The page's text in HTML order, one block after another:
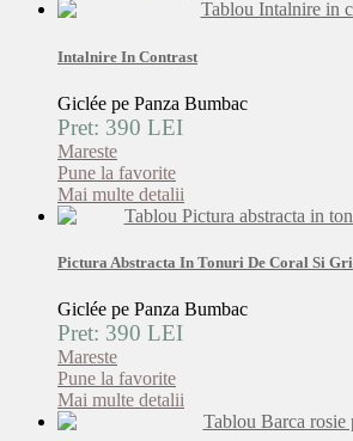
Intalnire In Contrast
Giclée pe Panza Bumbac
Pret: 390 LEI
Mareste
Pune la favorite
Mai multe detalii
Pictura Abstracta In Tonuri De Coral Si Gri
Giclée pe Panza Bumbac
Pret: 390 LEI
Mareste
Pune la favorite
Mai multe detalii